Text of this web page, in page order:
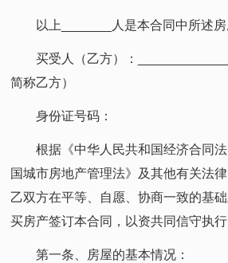
以上_______人是本合同中所述房
买受人（乙方）：
简称乙方）
身份证号码：
根据《中华人民共和国经济合同
国城市房地产管理法》及其他有关法
乙双方在平等、自愿、协商一致的基
买房产签订本合同，以资共同信守执行
第一条、房屋的基本情况：